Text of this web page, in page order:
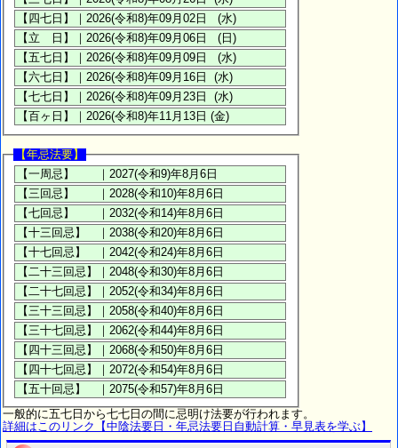
【年忌法要】
一般的に五七日から七七日の間に忌明け法要が行われます。
詳細はこのリンク【中陰法要日・年忌法要日自動計算・早見表を学ぶ】